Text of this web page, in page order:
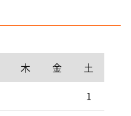
木 金
土
1